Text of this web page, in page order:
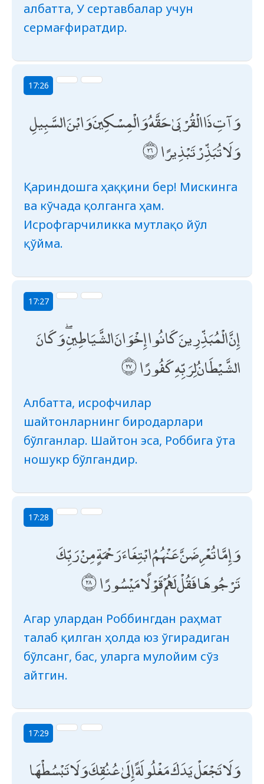
албатта, У сертавбалар учун
сермағфиратдир.
17:26
وَآتِ ذَا الْقُرْبَىٰ حَقَّهُ وَالْمِسْكِينَ وَابْنَ السَّبِيلِ
وَلَا تُبَذِّرْ تَبْذِيرًا
Қариндошга ҳаққини бер! Мискинга
ва кўчада қолганга ҳам.
Исрофгарчиликка мутлақо йўл
қўйма.
17:27
إِنَّ الْمُبَذِّرِينَ كَانُوا إِخْوَانَ الشَّيَاطِينِ ۖ وَكَانَ
الشَّيْطَانُ لِرَبِّهِ كَفُورًا
Албатта, исрофчилар
шайтонларнинг биродарлари
бўлганлар. Шайтон эса, Роббига ўта
ношукр бўлгандир.
17:28
وَإِمَّا تُعْرِضَنَّ عَنْهُمُ ابْتِغَاءَ رَحْمَةٍ مِنْ رَبِّكَ
تَرْجُوهَا فَقُلْ لَهُمْ قَوْلًا مَيْسُورًا
Агар улардан Роббингдан раҳмат
талаб қилган ҳолда юз ўгирадиган
бўлсанг, бас, уларга мулойим сўз
айтгин.
17:29
وَلَا تَجْعَلْ يَدَكَ مَغْلُولَةً إِلَىٰ عُنُقِكَ وَلَا تَبْسُطْهَا